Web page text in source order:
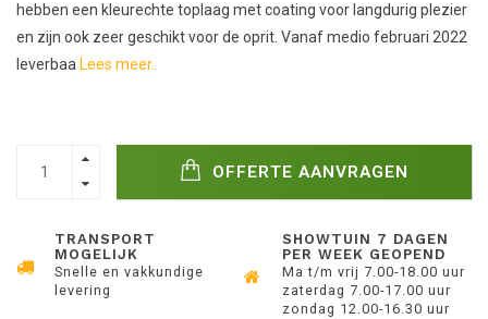
hebben een kleurechte toplaag met coating voor langdurig plezier
en zijn ook zeer geschikt voor de oprit. Vanaf medio februari 2022
leverbaa Lees meer..
OFFERTE AANVRAGEN
TRANSPORT
MOGELIJK
Snelle en vakkundige
levering
SHOWTUIN 7 DAGEN
PER WEEK GEOPEND
Ma t/m vrij 7.00-18.00 uur
zaterdag 7.00-17.00 uur
zondag 12.00-16.30 uur